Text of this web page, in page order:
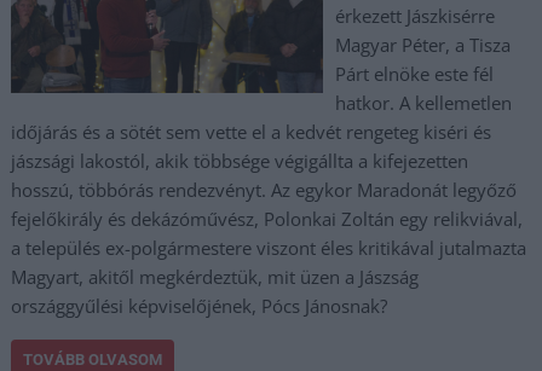
érkezett Jászkisérre
Magyar Péter, a Tisza
Párt elnöke este fél
hatkor. A kellemetlen
időjárás és a sötét sem vette el a kedvét rengeteg kiséri és
jászsági lakostól, akik többsége végigállta a kifejezetten
hosszú, többórás rendezvényt. Az egykor Maradonát legyőző
fejelőkirály és dekázóművész, Polonkai Zoltán egy relikviával,
a település ex-polgármestere viszont éles kritikával jutalmazta
Magyart, akitől megkérdeztük, mit üzen a Jászság
országgyűlési képviselőjének, Pócs Jánosnak?
TOVÁBB OLVASOM